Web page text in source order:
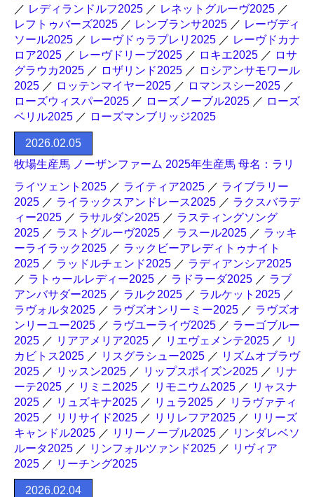
／ レディランドルフ2025 ／ レネットグルーヴ2025 ／
レフトゥバーズ2025 ／ レンブランサ2025 ／ レーヴディ
ソール2025 ／ レーヴドゥラプレリ2025 ／ レーヴドカナ
ロア2025 ／ レーヴドリーブ2025 ／ ロキエ2025 ／ ロサ
グラウカ2025 ／ ロザリンド2025 ／ ロシアンサモワール
2025 ／ ロッテンマイヤー2025 ／ ロマンスシー2025 ／
ローズウィスパー2025 ／ ローズノーブル2025 ／ ローズ
ベリル2025 ／ ローズマンブリッジ2025
2026.02.05
牧場生産馬 ノーザンファーム 2025年生産馬 母名：ラリ
ライツェント2025 ／ ライティア2025 ／ ライブラリー
2025 ／ ライラックスアンドレース2025 ／ ラクスバラデ
ィー2025 ／ ラサルダン2025 ／ ラスティングソング
2025 ／ ラストグルーヴ2025 ／ ラスール2025 ／ ラッキ
ーライラック2025 ／ ラックビーアレディトゥナイト
2025 ／ ラッドルチェンド2025 ／ ラディアンシア2025
／ ラトゥールレディー2025 ／ ラドラーダ2025 ／ ラブ
アンバサダー2025 ／ ラルク2025 ／ ラルケット2025 ／
ラヴォルタ2025 ／ ラヴズオンリーミー2025 ／ ラヴズオ
ンリーユー2025 ／ ラヴユーライヴ2025 ／ ラーゴブルー
2025 ／ リアアメリア2025 ／ リエヴェメンテ2025 ／ リ
カビトス2025 ／ リスグラシュー2025 ／ リズムオブラヴ
2025 ／ リッスン2025 ／ リップスポイズン2025 ／ リナ
ーテ2025 ／ リミニ2025 ／ リモニウム2025 ／ リャスナ
2025 ／ リュズキナ2025 ／ リュラ2025 ／ リラヴァティ
2025 ／ リリサイド2025 ／ リリレフア2025 ／ リリーズ
キャンドル2025 ／ リリーノーブル2025 ／ リンダレベソ
ルータ2025 ／ リンフォルツァンド2025 ／ リヴィア
2025 ／ リーチング2025
2026.02.04